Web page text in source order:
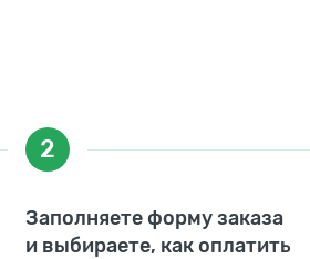
2
Заполняете форму заказа
и выбираете, как оплатить